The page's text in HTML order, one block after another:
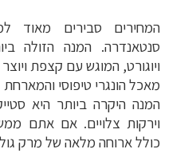
המחירים סבירים מאוד
סנטאנדרה. המנה הזולה
ויוגורט, המוגש עם קצפת
מאכל הונגרי טיפוסי
המנה היקרה ביותר היא
וירקות צלויים. אם אתם
כולל ארוחה מלאה של מרק